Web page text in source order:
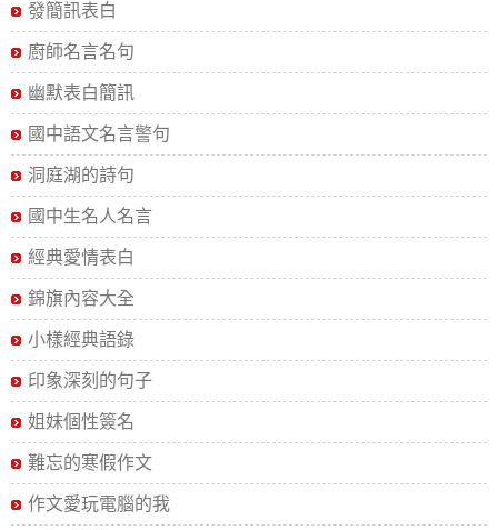
發簡訊表白
廚師名言名句
幽默表白簡訊
國中語文名言警句
洞庭湖的詩句
國中生名人名言
經典愛情表白
錦旗內容大全
小樣經典語錄
印象深刻的句子
姐妹個性簽名
難忘的寒假作文
作文愛玩電腦的我